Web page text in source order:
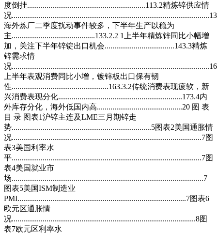
度倒挂.............................................................113.2精炼锌供应情
况
海外炼厂二季度扰动事件较多，下半年生产以稳为
主...........................................133.2.2 1上半年精炼锌同比小幅增
加，关注下半年锌锭出口机会....................................143.3精炼
锌需求情
况
上半年表观消费同比小增，镀锌板出口保有韧
性..................................................163.3.2传统消费表现疲软，新
兴消费表现分化................................................................173.4内
外库存分化，海外低国内高............................................20 图 表
目 录 图表1沪锌主连及LME三月期锌走
势........................................................................5图表2美国通胀情
况..................................................................................................7图
表3美国利率水
平..................................................................................................7图
表4美国就业市
场...................................................................................................7
图表5美国ISM制造业
PMI.......................................................................................7图表6
欧元区通胀情
况...............................................................................................8图
表7欧元区利率水